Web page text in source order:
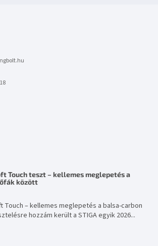
Touch teszt – kellemes meglepetés a
között
Touch – kellemes meglepetés a balsa-carbon
hozzám került a STIGA egyik 2026...